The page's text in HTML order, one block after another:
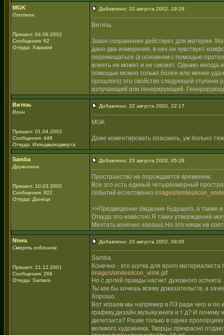
MGK
Охотник
Пришел: 04.06.2002
Сообщения: 62
Откуда: Харьков
Добавлено: 22 августа 2002, 19:29
Витязь
Закон сохранения действует для материи.
дано два измерения, в них он чувствует
перемещаться (в основном с помощью
влиять не может и не сможет. Однако иногда
помощью можно только более или менее
прошлого) это свойство следующей ступени
излучающий или генерирующий.
Витязь
Воин
Пришел: 01.04.2002
Сообщения: 448
Откуда: Изподвыподверта
Добавлено: 22 августа 2002, 22:17
MGK
Даже коментировать опасаюсь, уж больно
Samba
Дружинник
Пришел: 10.03.2002
Сообщения: 922
Откуда: Донецк
Добавлено: 23 августа 2002, 05:26
Пространство не порождается временем.
Все это есть единый четырехмерный
событий естественно images/smiles/
>>Предвидение (видение будущего, а также
Откуда это известно.Я таких утверждений
Мечтать конечно хорошо.Но это никак не
Nivea
Смерть гоблинов
Пришел: 21.12.2001
Сообщения: 266
Откуда: Samara
Добавлено: 23 августа 2002, 09:05
Samba
Конечно - это шутка для ярого материалиста
images/smiles/icon_wink.gif
Но с долей правды насчет духовного аспекта.
Ты как бы хочешь всему доказательств, а
Хорошо.
Вот играем мы например в ПЗ ради чего и по
графику,дизайн,музыку,книги и т д? И
дилетанта? Разве только в одних
великого художника. Творцы прекрасно